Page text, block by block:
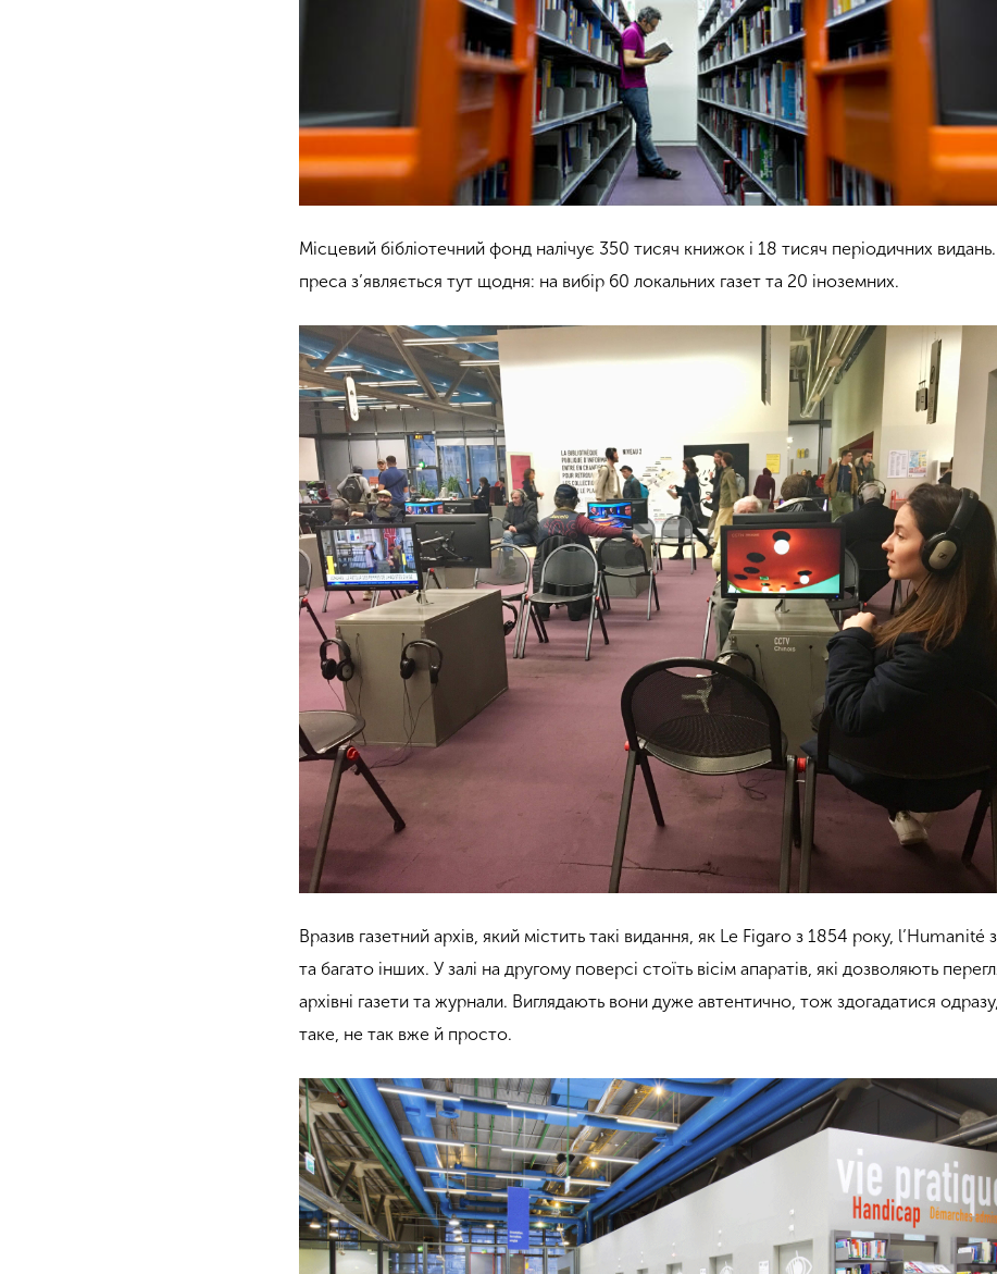
Місцевий бібліотечний фонд налічує 350 тисяч книжок і 18 тисяч періодичних
преса з’являється тут щодня: на вибір 60 локальних газет та 20 іноземних.
Вразив газетний архів, який містить такі видання, як Le Figaro з 1854 року, l’Humanité
та багато інших. У залі на другому поверсі стоїть вісім апаратів, які дозволяють
архівні газети та журнали. Виглядають вони дуже автентично, тож здогадатися
таке, не так вже й просто.